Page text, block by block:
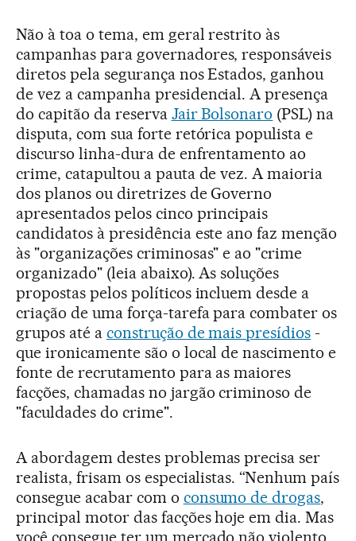
Não à toa o tema, em geral restrito às
campanhas para governadores, responsáveis
diretos pela segurança nos Estados, ganhou
de vez a campanha presidencial. A presença
do capitão da reserva Jair Bolsonaro (PSL) na
disputa, com sua forte retórica populista e
discurso linha-dura de enfrentamento ao
crime, catapultou a pauta de vez. A maioria
dos planos ou diretrizes de Governo
apresentados pelos cinco principais
candidatos à presidência este ano faz menção
às "organizações criminosas" e ao "crime
organizado" (leia abaixo). As soluções
propostas pelos políticos incluem desde a
criação de uma força-tarefa para combater os
grupos até a construção de mais presídios -
que ironicamente são o local de nascimento e
fonte de recrutamento para as maiores
facções, chamadas no jargão criminoso de
"faculdades do crime".
A abordagem destes problemas precisa ser
realista, frisam os especialistas. “Nenhum país
consegue acabar com o consumo de drogas,
principal motor das facções hoje em dia. Mas